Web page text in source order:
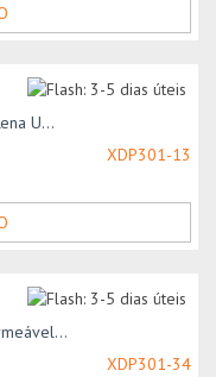
U...
XDP301-13
XDP301-34